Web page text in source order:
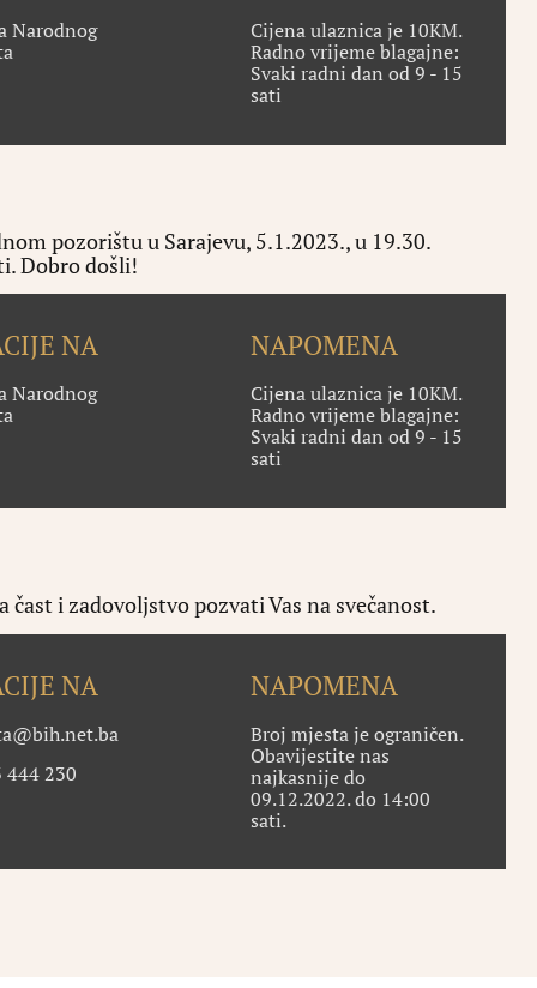
Narodnog
Cijena ulaznica je 10KM.
Radno vrijeme blagajne:
Svaki radni dan od 9 - 15
sati
pozorištu u Sarajevu, 5.1.2023., u 19.30.
Dobro došli!
NA
Narodnog
NAPOMENA
Cijena ulaznica je 10KM.
Radno vrijeme blagajne:
Svaki radni dan od 9 - 15
sati
čast i zadovoljstvo pozvati Vas na svečanost.
NA
444 230
NAPOMENA
Broj mjesta je ograničen.
Obavijestite nas
najkasnije do
09.12.2022. do 14:00
sati.